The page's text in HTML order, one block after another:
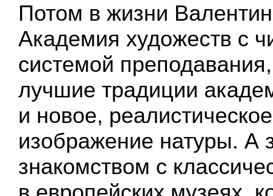
Потом в жизни
Академия художеств с
системой
лучшие традиции
и новое,
изображение натуры. А
знакомством с